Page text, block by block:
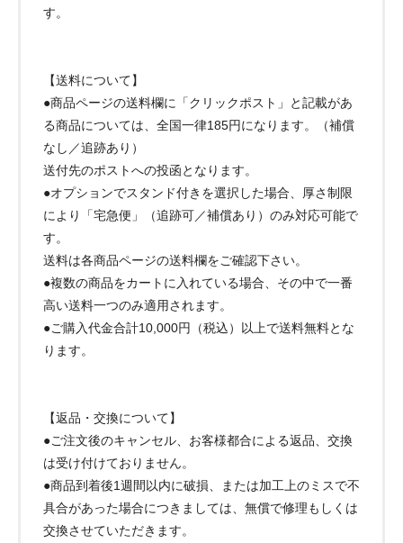
す。
【送料について】
●商品ページの送料欄に「クリックポスト」と記載があ
る商品については、全国一律185円になります。（補償
なし／追跡あり）
送付先のポストへの投函となります。
●オプションでスタンド付きを選択した場合、厚さ制限
により「宅急便」（追跡可／補償あり）のみ対応可能で
す。
送料は各商品ページの送料欄をご確認下さい。
●複数の商品をカートに入れている場合、その中で一番
高い送料一つのみ適用されます。
●ご購入代金合計10,000円（税込）以上で送料無料とな
ります。
【返品・交換について】
●ご注文後のキャンセル、お客様都合による返品、交換
は受け付けておりません。
●商品到着後1週間以内に破損、または加工上のミスで不
具合があった場合につきましては、無償で修理もしくは
交換させていただきます。